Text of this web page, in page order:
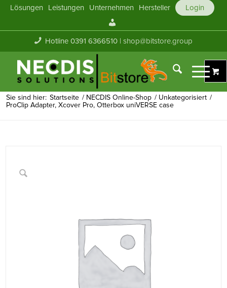
Lösungen Leistungen Unternehmen Hersteller
Login
Konto
Hotline 0391 6366510 |shop@bitstore.group
Sie sind hier: Startseite / NECDIS Online-Shop / Unkategorisiert /
ProClip Adapter, Xcover Pro, Otterbox uniVERSE case